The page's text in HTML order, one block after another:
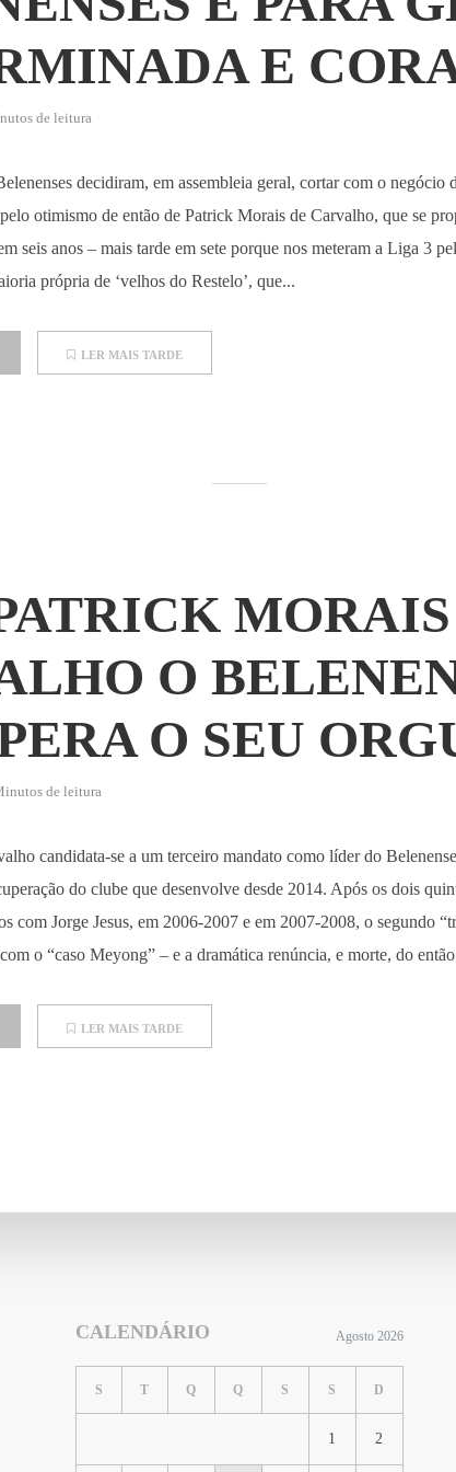
E
de leitura
decidiram, em assembleia geral, cortar com o negócio
otimismo de então de Patrick Morais de Carvalho, que se
seis anos – mais tarde em sete porque nos meteram a Liga 3
própria de ‘velhos do Restelo’, que...
LER MAIS TARDE
O
O SEU
de leitura
candidata-se a um terceiro mandato como líder do
do clube que desenvolve desde 2014. Após os dois
com Jorge Jesus, em 2006-2007 e em 2007-2008, o segundo
o “caso Meyong” – e a dramática renúncia, e morte, do
LER MAIS TARDE
CALENDÁRIO Agosto 2026
S T Q Q S S D
1 2